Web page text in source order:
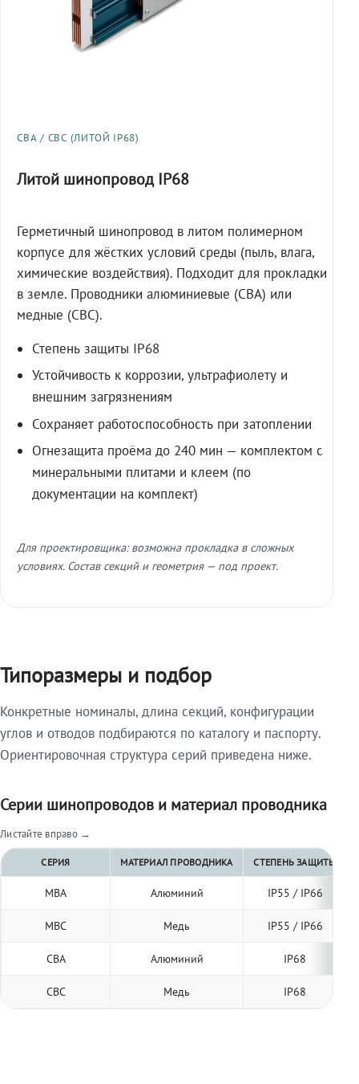
СВА / СВС (ЛИТОЙ IP68)
Литой шинопровод IP68
Герметичный шинопровод в литом полимерном
корпусе для жёстких условий среды (пыль, влага,
химические воздействия). Подходит для прокладки
в земле. Проводники алюминиевые (СВА) или
медные (СВС).
Степень защиты IP68
Устойчивость к коррозии, ультрафиолету и
внешним загрязнениям
Сохраняет работоспособность при затоплении
Огнезащита проёма до 240 мин — комплектом с
минеральными плитами и клеем (по
документации на комплект)
Для проектировщика: возможна прокладка в сложных
условиях. Состав секций и геометрия — под проект.
Типоразмеры и подбор
Конкретные номиналы, длина секций, конфигурации
углов и отводов подбираются по каталогу и паспорту.
Ориентировочная структура серий приведена ниже.
Серии шинопроводов и материал проводника
Листайте вправо →
СЕРИЯ МАТЕРИАЛ ПРОВОДНИКА СТЕПЕНЬ ЗАЩИТЫ
МВА Алюминий IP55 / IP66
МВС Медь IP55 / IP66
СВА Алюминий IP68
СВС Медь IP68